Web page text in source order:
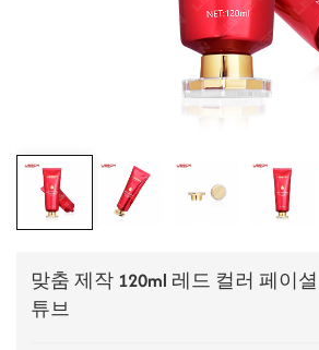
맞춤 제작 120ml 레드 컬러 페이
튜브